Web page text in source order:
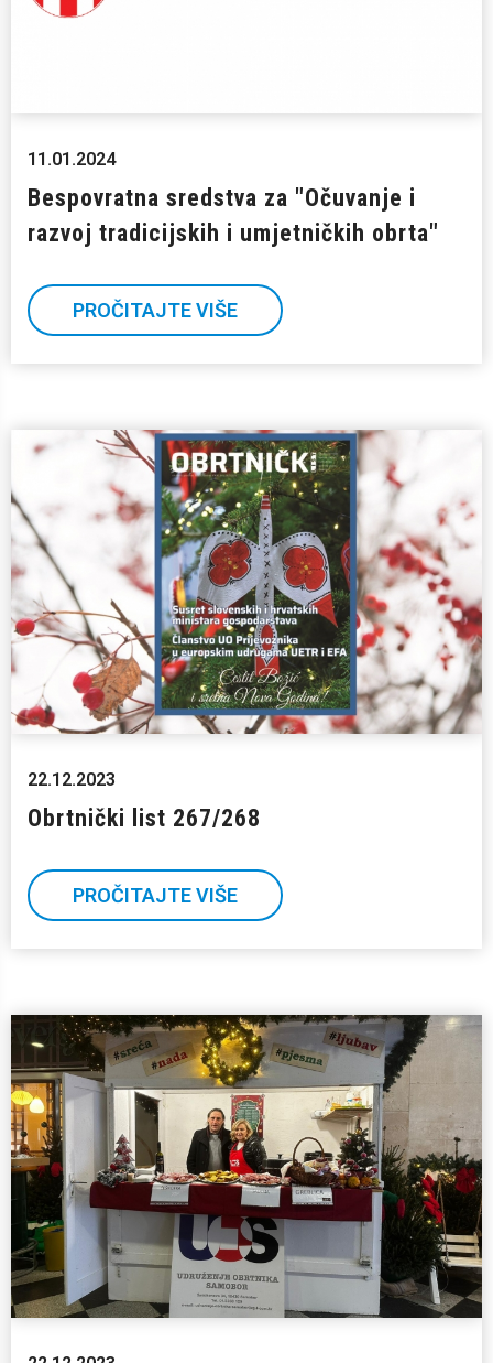
11.01.2024
Bespovratna sredstva za "Očuvanje i
razvoj tradicijskih i umjetničkih obrta"
PROČITAJTE VIŠE
22.12.2023
Obrtnički list 267/268
PROČITAJTE VIŠE